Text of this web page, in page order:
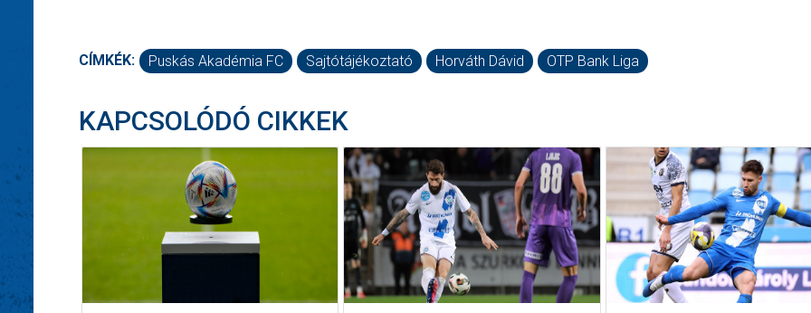
CÍMKÉK: Puskás Akadémia FC Sajtótájékoztató Horváth Dávid OTP Bank Liga
KAPCSOLÓDÓ CIKKEK